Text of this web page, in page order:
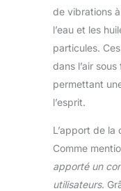
de vibrations
l’eau et les
particules.
dans l’air
permettant
l’esprit.
L’apport de la
Comme
apporté un
utilisateurs.